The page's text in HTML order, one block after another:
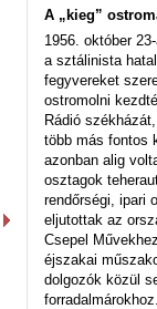
A „kieg”
1956. október
a sztálinista
fegyvereket
ostromolni
Rádió
több más fontos
azonban alig
osztagok
rendőrségi, ipari
eljutottak az
Csepel
éjszakai
dolgozók közül